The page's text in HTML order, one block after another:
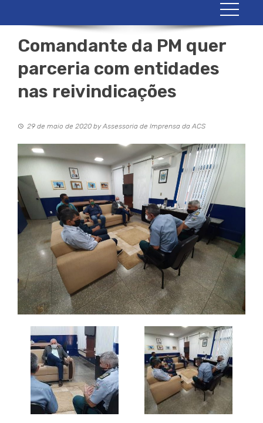
Comandante da PM quer
parceria com entidades
nas reivindicações
29 de maio de 2020 byAssessoria de Imprensa da ACS